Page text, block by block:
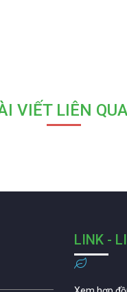
VIẾT LIÊN
LINK -